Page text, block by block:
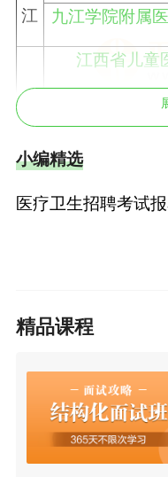
江
九江学院附属
昌
江西省儿童
江西中医药
南昌大学第二
浙江大学医学
年
赣州市南康区
抚
小编精选
医疗卫生招聘考试
精品课程